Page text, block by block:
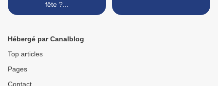
fête ?...
Hébergé par Canalblog
Top articles
Pages
Contact